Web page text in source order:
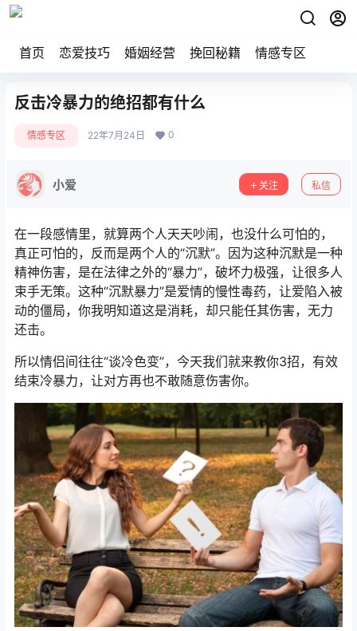
首页 恋爱技巧 婚姻经营 挽回秘籍 情感专区
反击冷暴力的绝招都有什么
情感专区 22年7月24日 0
小爱 关注 私信
在一段感情里，就算两个人天天吵闹，也没什么可怕的，
真正可怕的，反而是两个人的“沉默”。因为这种沉默是一种
精神伤害，是在法律之外的“暴力”，破坏力极强，让很多人
束手无策。这种“沉默暴力”是爱情的慢性毒药，让爱陷入被
动的僵局，你我明知道这是消耗，却只能任其伤害，无力
还击。
所以情侣间往往“谈冷色变”，今天我们就来教你3招，有效
结束冷暴力，让对方再也不敢随意伤害你。